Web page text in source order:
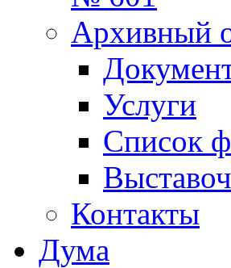
Архивный
Услуги
Список
Контакты
Дума